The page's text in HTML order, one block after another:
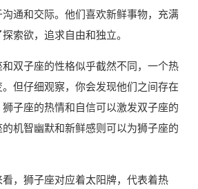
通和交际。他们喜欢新鲜事物，充满
索欲，追求自由和独立。
双子座的性格似乎截然不同，一个热
但仔细观察，你会发现他们之间存在
子座的热情和自信可以激发双子座的
机智幽默和新鲜感则可以为狮子座的
，狮子座对应着太阳牌，代表着热